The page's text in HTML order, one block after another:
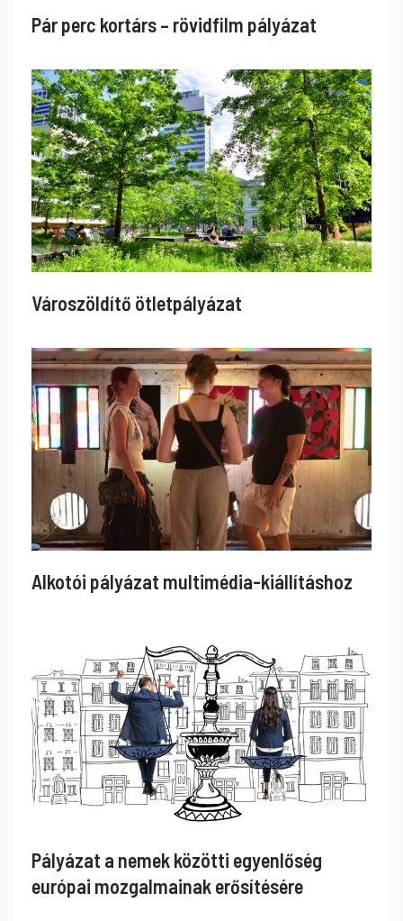
Pár perc kortárs – rövidfilm pályázat
Városzöldítő ötletpályázat
Alkotói pályázat multimédia-kiállításhoz
Pályázat a nemek közötti egyenlőség
európai mozgalmainak erősítésére